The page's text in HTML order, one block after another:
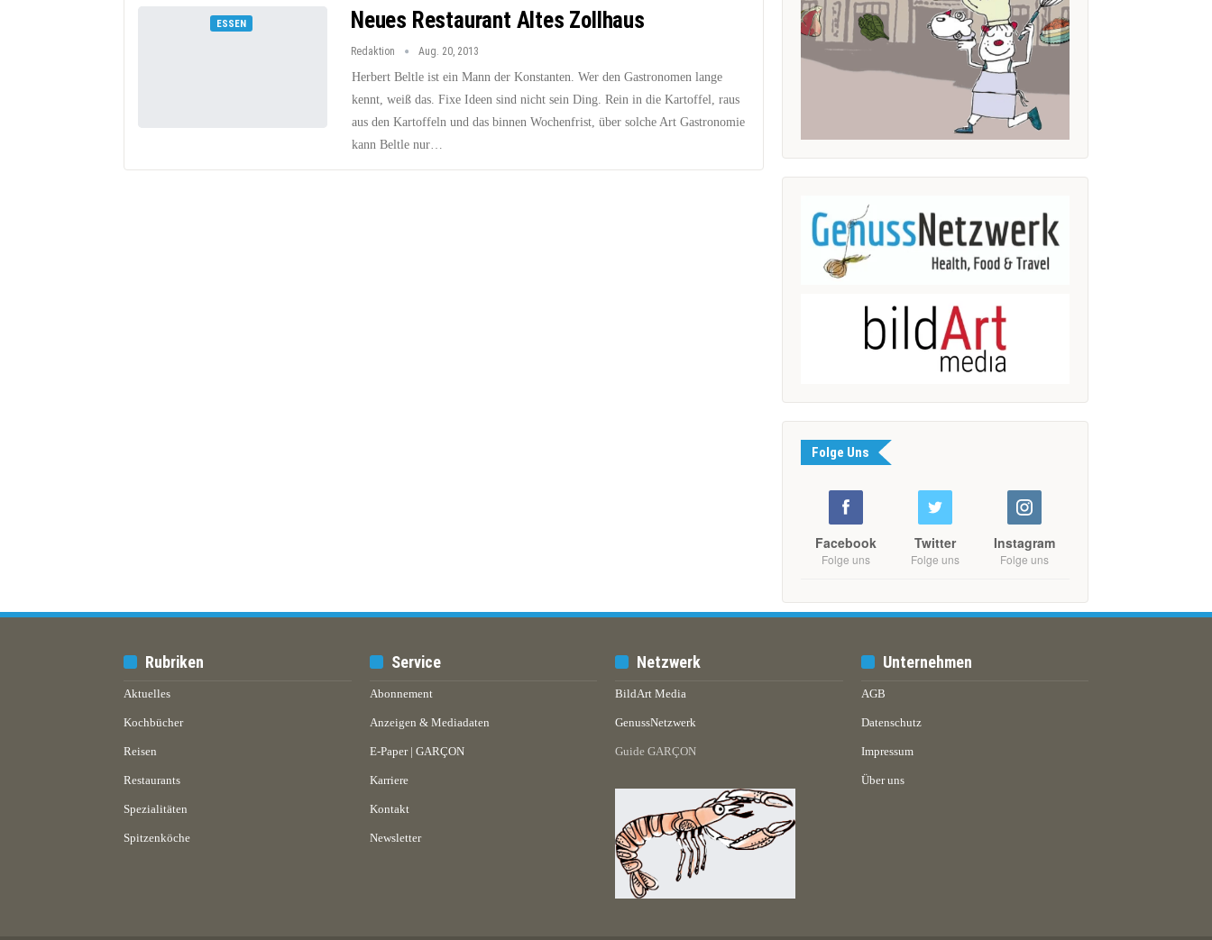
ESSEN Neues Restaurant Altes Zollhaus
Redaktion Aug. 20, 2013
Herbert Beltle ist ein Mann der Konstanten. Wer den Gastronomen lange
kennt, weiß das. Fixe Ideen sind nicht sein Ding. Rein in die Kartoffel, raus
aus den Kartoffeln und das binnen Wochenfrist, über solche Art Gastronomie
kann Beltle nur…
Folge Uns
Facebook
Folge uns
Twitter
Folge uns
Instagram
Folge uns
Rubriken
Aktuelles
Kochbücher
Reisen
Restaurants
Spezialitäten
Spitzenköche
Service
Abonnement
Anzeigen & Mediadaten
E-Paper | GARÇON
Karriere
Kontakt
Newsletter
Netzwerk
BildArt Media
GenussNetzwerk
Guide GARÇON
Unternehmen
AGB
Datenschutz
Impressum
Über uns